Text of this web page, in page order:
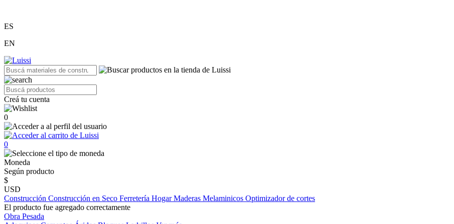
ES
EN
Creá tu cuenta
0
0
Moneda
Según producto
$
USD
Construcción Construcción en Seco Ferretería HogarMaderas Melaminicos Optimizador de cortes
El producto fue agregado correctamente
Obra Pesada